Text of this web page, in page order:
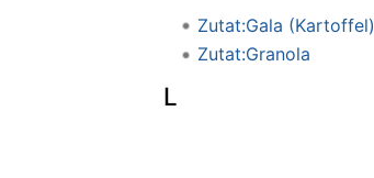
Zutat:Gala (Kartoffel)
Zutat:Granola
L